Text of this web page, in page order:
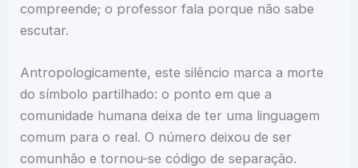
compreende; o professor fala porque não sabe
escutar.
Antropologicamente, este silêncio marca a morte
do símbolo partilhado: o ponto em que a
comunidade humana deixa de ter uma linguagem
comum para o real. O número deixou de ser
comunhão e tornou-se código de separação.